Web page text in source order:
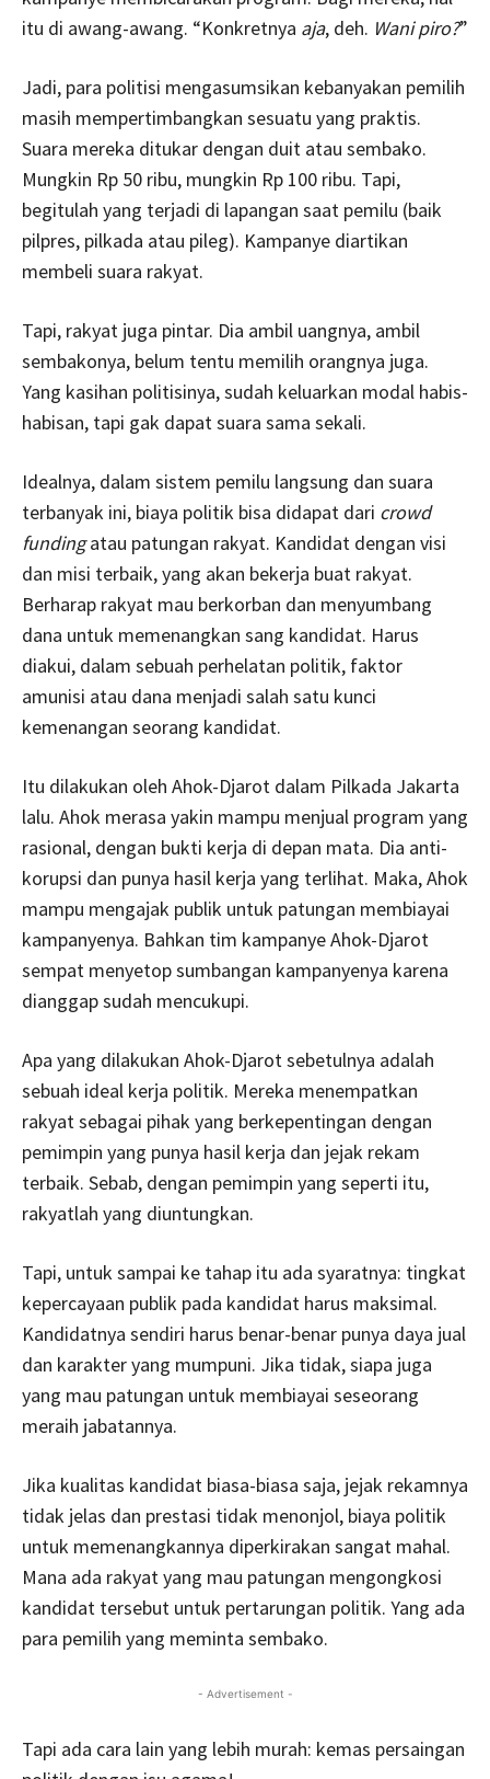
itu di awang-awang. “Konkretnya aja, deh. Wani piro?”
Jadi, para politisi mengasumsikan kebanyakan pemilih
masih mempertimbangkan sesuatu yang praktis.
Suara mereka ditukar dengan duit atau sembako.
Mungkin Rp 50 ribu, mungkin Rp 100 ribu. Tapi,
begitulah yang terjadi di lapangan saat pemilu (baik
pilpres, pilkada atau pileg). Kampanye diartikan
membeli suara rakyat.
Tapi, rakyat juga pintar. Dia ambil uangnya, ambil
sembakonya, belum tentu memilih orangnya juga.
Yang kasihan politisinya, sudah keluarkan modal habis-
habisan, tapi gak dapat suara sama sekali.
Idealnya, dalam sistem pemilu langsung dan suara
terbanyak ini, biaya politik bisa didapat dari crowd
fundingatau patungan rakyat. Kandidat dengan visi
dan misi terbaik, yang akan bekerja buat rakyat.
Berharap rakyat mau berkorban dan menyumbang
dana untuk memenangkan sang kandidat. Harus
diakui, dalam sebuah perhelatan politik, faktor
amunisi atau dana menjadi salah satu kunci
kemenangan seorang kandidat.
Itu dilakukan oleh Ahok-Djarot dalam Pilkada Jakarta
lalu. Ahok merasa yakin mampu menjual program yang
rasional, dengan bukti kerja di depan mata. Dia anti-
korupsi dan punya hasil kerja yang terlihat. Maka, Ahok
mampu mengajak publik untuk patungan membiayai
kampanyenya. Bahkan tim kampanye Ahok-Djarot
sempat menyetop sumbangan kampanyenya karena
dianggap sudah mencukupi.
Apa yang dilakukan Ahok-Djarot sebetulnya adalah
sebuah ideal kerja politik. Mereka menempatkan
rakyat sebagai pihak yang berkepentingan dengan
pemimpin yang punya hasil kerja dan jejak rekam
terbaik. Sebab, dengan pemimpin yang seperti itu,
rakyatlah yang diuntungkan.
Tapi, untuk sampai ke tahap itu ada syaratnya: tingkat
kepercayaan publik pada kandidat harus maksimal.
Kandidatnya sendiri harus benar-benar punya daya jual
dan karakter yang mumpuni. Jika tidak, siapa juga
yang mau patungan untuk membiayai seseorang
meraih jabatannya.
Jika kualitas kandidat biasa-biasa saja, jejak rekamnya
tidak jelas dan prestasi tidak menonjol, biaya politik
untuk memenangkannya diperkirakan sangat mahal.
Mana ada rakyat yang mau patungan mengongkosi
kandidat tersebut untuk pertarungan politik. Yang ada
para pemilih yang meminta sembako.
- Advertisement -
Tapi ada cara lain yang lebih murah: kemas persaingan